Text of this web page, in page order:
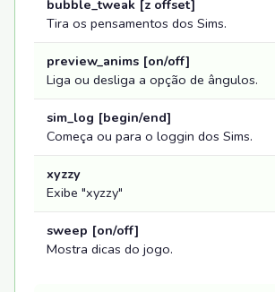
bubble_tweak [z offset]
Tira os pensamentos dos Sims.
preview_anims [on/off]
Liga ou desliga a opção de ângulos.
sim_log [begin/end]
Começa ou para o loggin dos Sims.
xyzzy
Exibe "xyzzy"
sweep [on/off]
Mostra dicas do jogo.